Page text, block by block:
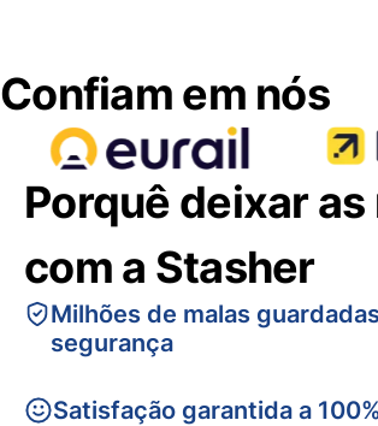
Confiam em nós
Porquê deixar as
com a Stasher
Milhões de malas
segurança
Satisfação garantida a